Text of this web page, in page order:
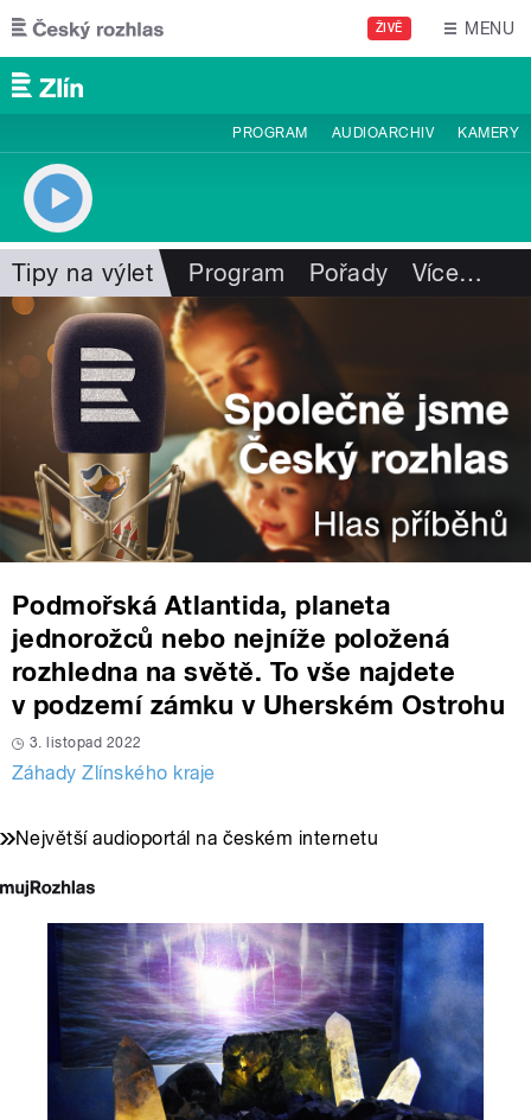
Přejít k hlavnímu obsahu
ŽIVĚ MENU
PROGRAM AUDIOARCHIV KAMERY
Tipy na výlet Program Pořady Více…
Podmořská Atlantida, planeta
jednorožců nebo nejníže položená
rozhledna na světě. To vše najdete
v podzemí zámku v Uherském Ostrohu
3. listopad 2022
Záhady Zlínského kraje
Největší audioportál na českém internetu